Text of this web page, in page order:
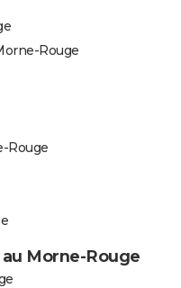
Rouge
Rouge
Morne-Rouge